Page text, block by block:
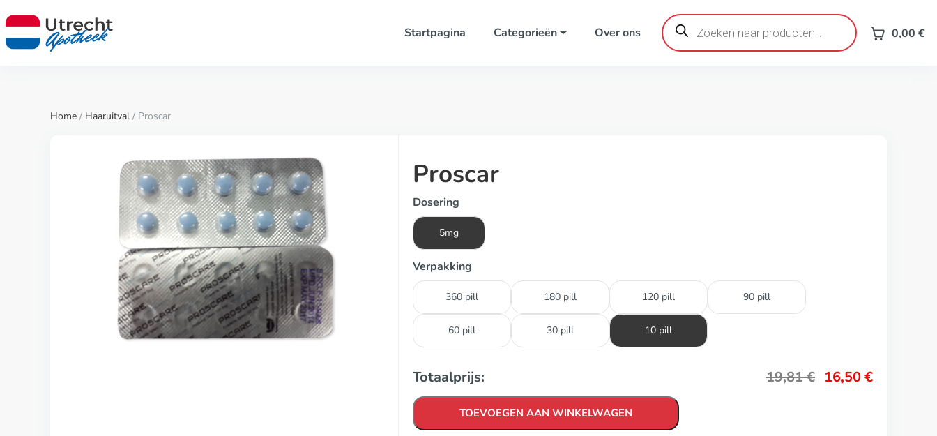
Startpagina Categorieën Over ons
Producten
zoeken 0,00 €
Home / Haaruitval / Proscar
Proscar
Dosering
5mg
Verpakking
360 pill 180 pill 120 pill 90 pill
60 pill 30 pill 10 pill
Totaalprijs: 19,81€ 16,50€
TOEVOEGEN AAN WINKELWAGEN